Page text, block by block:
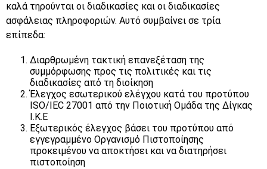
καλά τηρούνται οι διαδικασίες και οι διαδικασίες
ασφάλειας πληροφοριών. Αυτό συμβαίνει σε τρία
επίπεδα:
Διαρθρωμένη τακτική επανεξέταση της
συμμόρφωσης προς τις πολιτικές και τις
διαδικασίες από τη διοίκηση
Έλεγχος εσωτερικού ελέγχου κατά του προτύπου
ISO/IEC 27001 από την Ποιοτική Ομάδα της Δίγκας
Ι.Κ.Ε
Εξωτερικός έλεγχος βάσει του προτύπου από
εγγεγραμμένο Οργανισμό Πιστοποίησης
προκειμένου να αποκτήσει και να διατηρήσει
πιστοποίηση